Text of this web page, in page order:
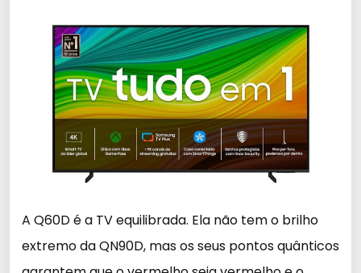
A Q60D é a TV equilibrada. Ela não tem o brilho
extremo da QN90D, mas os seus pontos quânticos